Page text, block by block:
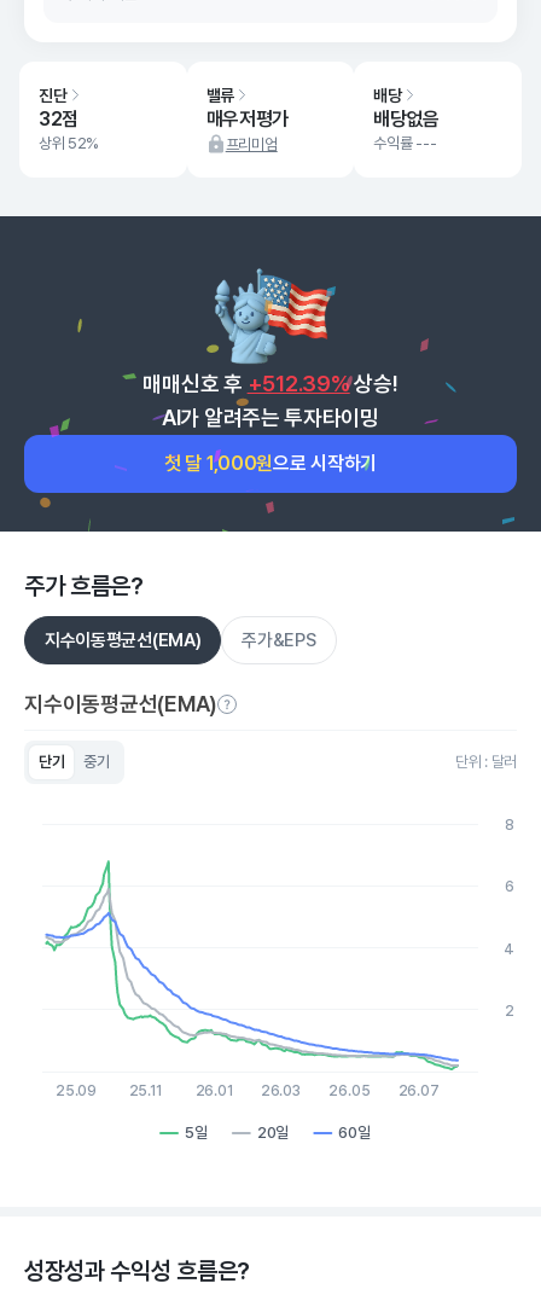
진단
32점
상위 52%
밸류
매우저평가
프리미엄
배당
배당없음
수익률 ---
매매신호 후 +512.39%상승!
AI가 알려주는 투자타이밍
첫 달 1,000원으로 시작하기
주가 흐름은?
지수이동평균선(EMA) 주가&EPS
지수이동평균선(EMA)
단기 중기 단위 : 달러
The chart has 1 X axis displaying Time. Data ranges from
The chart has 1 Y axis displaying values. Data ranges from
5일 20일 60일
25.09 25.11 26.01 26.03 26.05 26.07
2
4
6
8
성장성과 수익성 흐름은?